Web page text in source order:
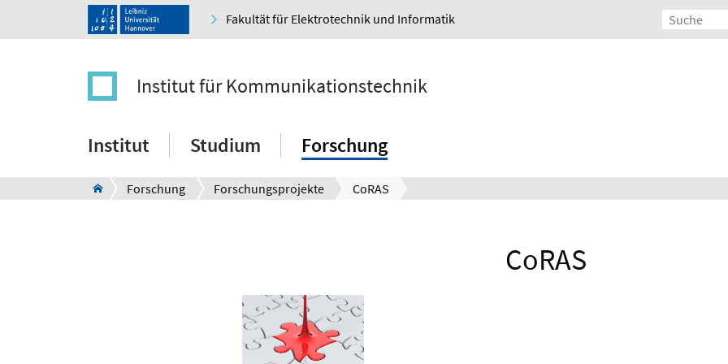
Fakultät für Elektrotechnik und Informatik
Institut für Kommunikationstechnik
Institut Studium Forschung
Forschung Forschungsprojekte CoRAS
CoRAS